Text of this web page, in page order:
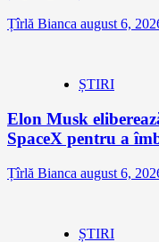
Țîrlă Bianca august 6,
ȘTIRI
Elon Musk
SpaceX pentru a
Țîrlă Bianca august 6,
ȘTIRI